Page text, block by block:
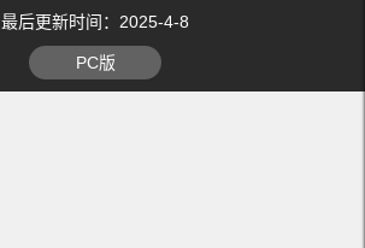
最后更新时间： 2025-4-8
PC版